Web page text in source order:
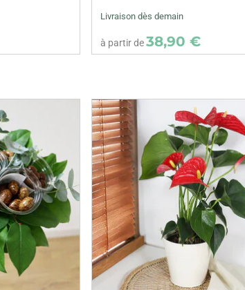
Livraison dès demain
à partir de38,90 €